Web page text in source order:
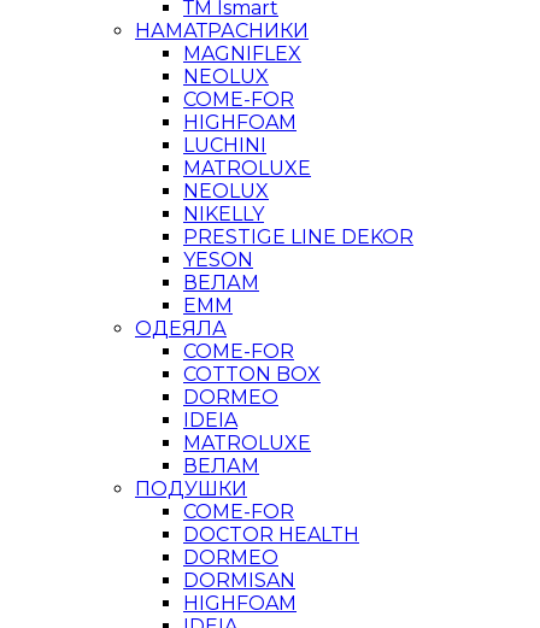
ТМ Ismart
НАМАТРАСНИКИ
MAGNIFLEX
NEOLUX
COME-FOR
HIGHFOAM
LUCHINI
MATROLUXE
NEOLUX
NIKELLY
PRESTIGE LINE DEKOR
YESON
ВЕЛАМ
ЕММ
ОДЕЯЛА
COME-FOR
COTTON BOX
DORMEO
IDEIA
MATROLUXE
ВЕЛАМ
ПОДУШКИ
COME-FOR
DOCTOR HEALTH
DORMEO
DORMISAN
HIGHFOAM